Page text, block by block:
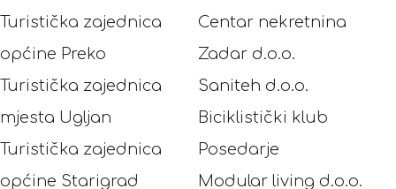
Turistička zajednica
općine Preko
Turistička zajednica
mjesta Ugljan
Turistička zajednica
općine Starigrad
Centar nekretnina
Zadar d.o.o.
Saniteh d.o.o.
Biciklistički klub
Posedarje
Modular living d.o.o.